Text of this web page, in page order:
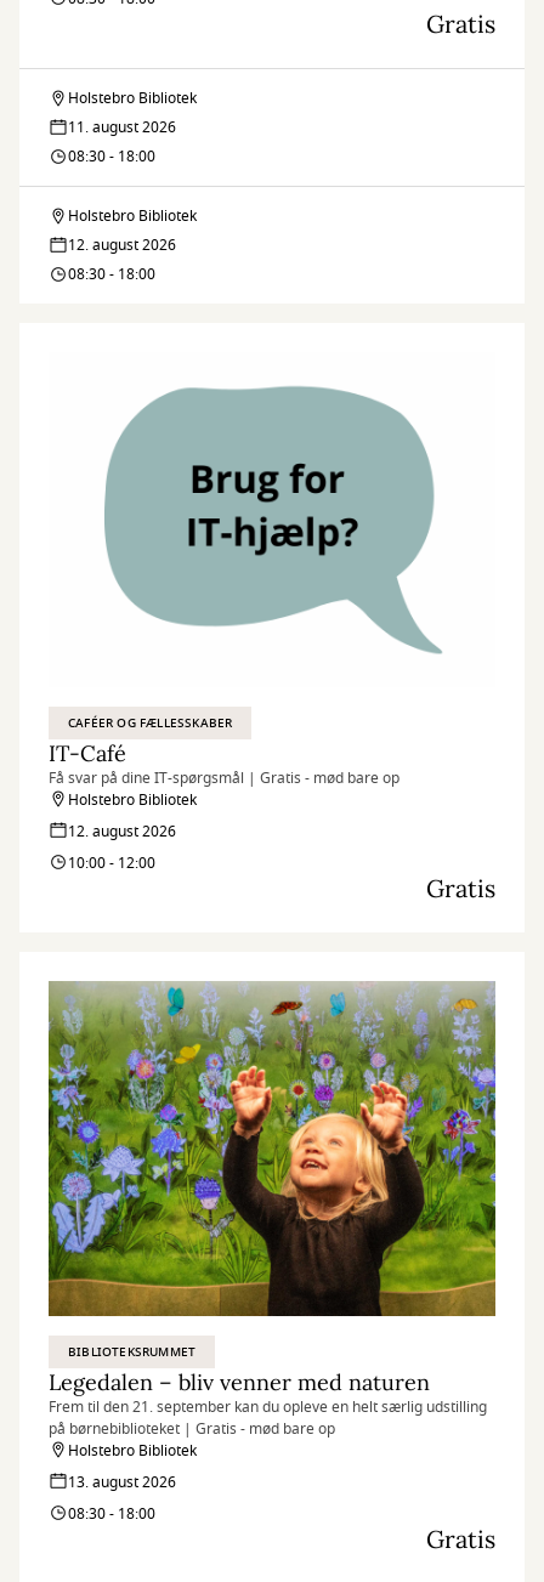
Gratis
Legedalen
–
bliv
venner
med
Holstebro Bibliotek
11. august 2026
08:30 - 18:00
Legedalen
–
naturen
Holstebro Bibliotek
12. august 2026
08:30 - 18:00
CAFÉER OG FÆLLESSKABER
IT-Café
Få svar på dine IT-spørgsmål | Gratis - mød bare op
Holstebro Bibliotek
12. august 2026
10:00 - 12:00
Gratis
BIBLIOTEKSRUMMET
Legedalen – bliv venner med naturen
Frem til den 21. september kan du opleve en helt særlig udstilling
på børnebiblioteket | Gratis - mød bare op
Holstebro Bibliotek
13. august 2026
08:30 - 18:00
Gratis